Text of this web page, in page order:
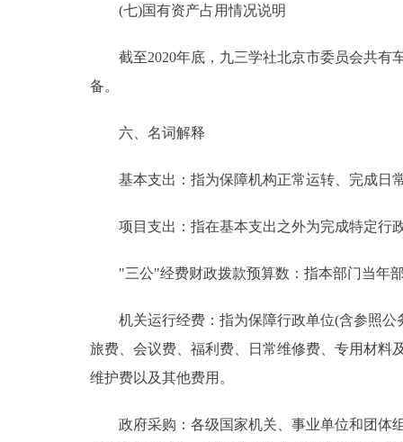
(七)国有资产占用情况说明
截至2020年底，九三学社北京市委员会共有车
备。
六、名词解释
基本支出：指为保障机构正常运转、完成日
项目支出：指在基本支出之外为完成特定行
"三公"经费财政拨款预算数：指本部门当年部
机关运行经费：指为保障行政单位(含参照公
旅费、会议费、福利费、日常维修费、专用材料
维护费以及其他费用。
政府采购：各级国家机关、事业单位和团体组